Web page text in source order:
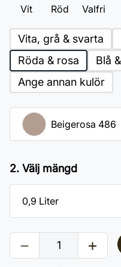
Vit Röd Valfri
Vita, grå & svarta
Röda & rosa
Blå
Ange annan kulör
2. Välj mängd